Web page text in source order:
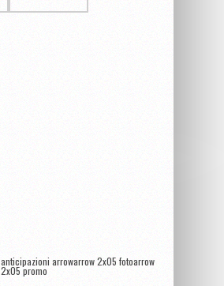
anticipazioni arrowarrow 2x05 fotoarrow
2x05 promo